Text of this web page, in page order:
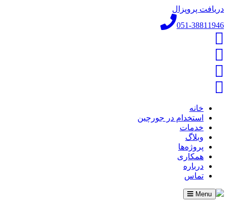
دریافت پروپزال
051-38811946
خانه
استخدام در جورچین
خدمات
وبلاگ
پروژه‌ها
همکاری
درباره
تماس
Toggle
navigation
Menu